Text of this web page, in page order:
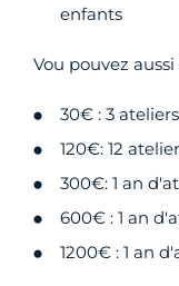
enfants
Vou pouvez
30€ : 3
120€: 12
300€: 1 an
600€ : 1 an
1200€ : 1 an